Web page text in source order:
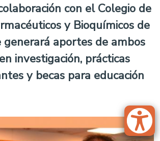
con el Colegio de
y Bioquímicos de
generará aportes de ambos
investigación, prácticas
y becas para educación